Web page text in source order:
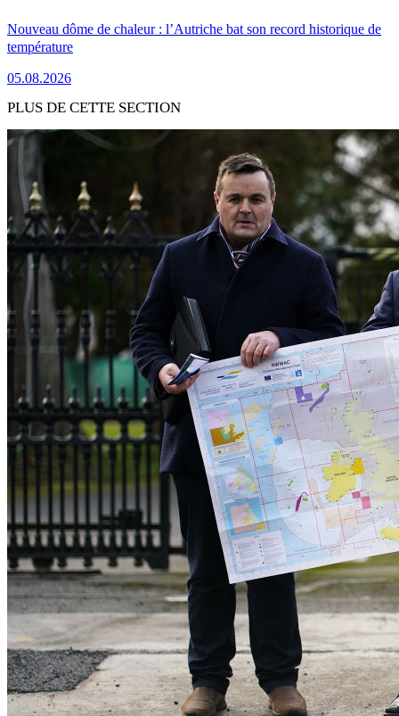
Nouveau dôme de chaleur : l’Autriche bat son record historique de
température
05.08.2026
PLUS DE CETTE SECTION